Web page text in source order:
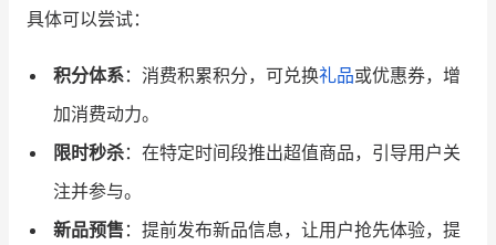
具体可以尝试：
积分体系：消费积累积分，可兑换礼品或优惠券，增
加消费动力。
限时秒杀：在特定时间段推出超值商品，引导用户关
注并参与。
新品预售 ：提前发布新品信息，让用户抢先体验，提